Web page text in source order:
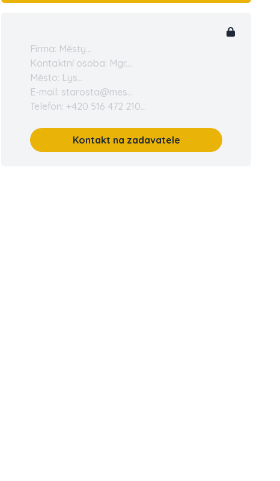
Firma: Městy...
Kontaktní osoba: Mgr....
Město: Lys...
E-mail: starosta@mes...
Telefon: +420 516 472 210...
Kontakt na zadavatele